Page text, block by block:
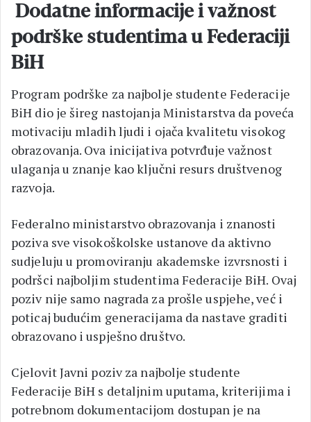
Dodatne informacije i važnost
podrške studentima u Federaciji
BiH
Program podrške za najbolje studente Federacije
BiH dio je šireg nastojanja Ministarstva da poveća
motivaciju mladih ljudi i ojača kvalitetu visokog
obrazovanja. Ova inicijativa potvrđuje važnost
ulaganja u znanje kao ključni resurs društvenog
razvoja.
Federalno ministarstvo obrazovanja i znanosti
poziva sve visokoškolske ustanove da aktivno
sudjeluju u promoviranju akademske izvrsnosti i
podršci najboljim studentima Federacije BiH. Ovaj
poziv nije samo nagrada za prošle uspjehe, već i
poticaj budućim generacijama da nastave graditi
obrazovano i uspješno društvo.
Cjelovit Javni poziv za najbolje studente
Federacije BiH s detaljnim uputama, kriterijima i
potrebnom dokumentacijom dostupan je na